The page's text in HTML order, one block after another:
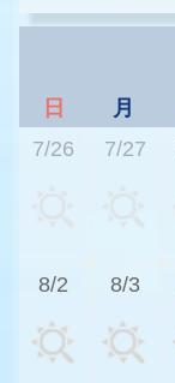
日 月
7/26
7/27
8/2 8/3